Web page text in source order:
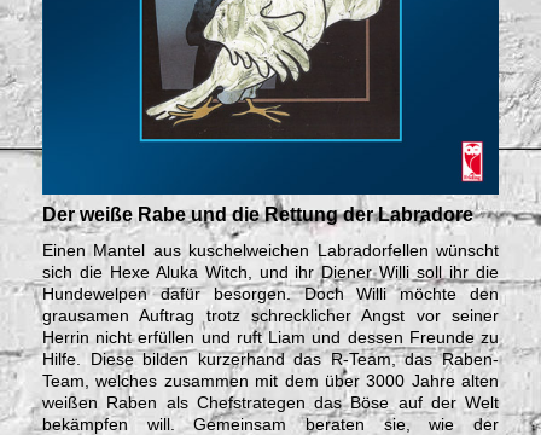
Der weiße Rabe und die Rettung der Labradore
Einen Mantel aus kuschelweichen Labradorfellen wünscht
sich die Hexe Aluka Witch, und ihr Diener Willi soll ihr die
Hundewelpen dafür besorgen. Doch Willi möchte den
grausamen Auftrag trotz schrecklicher Angst vor seiner
Herrin nicht erfüllen und ruft Liam und dessen Freunde zu
Hilfe. Diese bilden kurzerhand das R-Team, das Raben-
Team, welches zusammen mit dem über 3000 Jahre alten
weißen Raben als Chefstrategen das Böse auf der Welt
bekämpfen will. Gemeinsam beraten sie, wie der